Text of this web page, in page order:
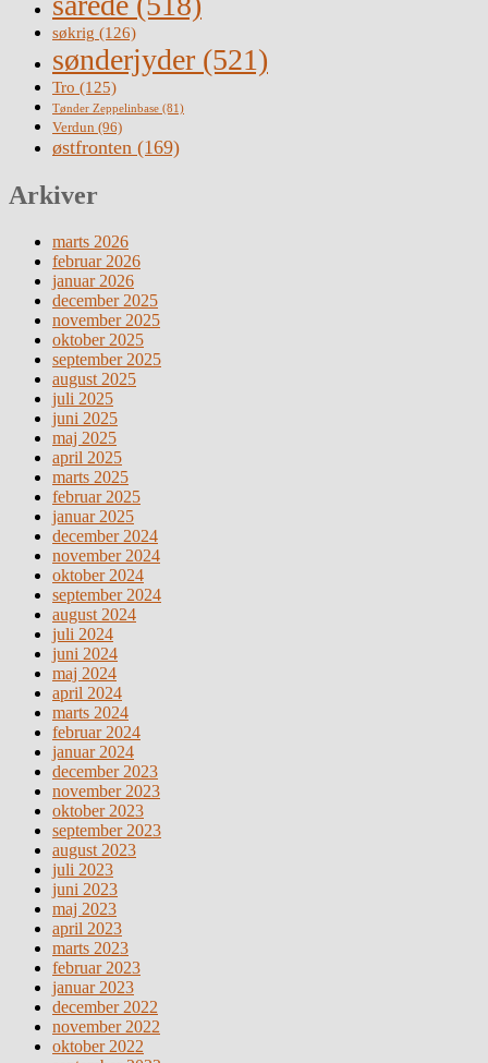
søkrig (126)
sønderjyder (521)
Tro (125)
Tønder Zeppelinbase (81)
Verdun (96)
østfronten (169)
Arkiver
marts 2026
februar 2026
januar 2026
december 2025
november 2025
oktober 2025
september 2025
august 2025
juli 2025
juni 2025
maj 2025
april 2025
marts 2025
februar 2025
januar 2025
december 2024
november 2024
oktober 2024
september 2024
august 2024
juli 2024
juni 2024
maj 2024
april 2024
marts 2024
februar 2024
januar 2024
december 2023
november 2023
oktober 2023
september 2023
august 2023
juli 2023
juni 2023
maj 2023
april 2023
marts 2023
februar 2023
januar 2023
december 2022
november 2022
oktober 2022